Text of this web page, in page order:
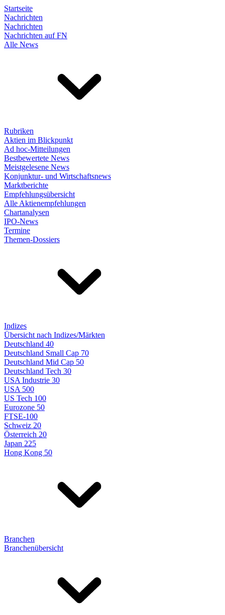
Startseite
Nachrichten
Nachrichten
Nachrichten auf FN
Alle News
Rubriken
Aktien im Blickpunkt
Ad hoc-Mitteilungen
Bestbewertete News
Meistgelesene News
Konjunktur- und Wirtschaftsnews
Marktberichte
Empfehlungsübersicht
Alle Aktienempfehlungen
Chartanalysen
IPO-News
Termine
Themen-Dossiers
Indizes
Übersicht nach Indizes/Märkten
Deutschland 40
Deutschland Small Cap 70
Deutschland Mid Cap 50
Deutschland Tech 30
USA Industrie 30
USA 500
US Tech 100
Eurozone 50
FTSE-100
Schweiz 20
Österreich 20
Japan 225
Hong Kong 50
Branchen
Branchenübersicht